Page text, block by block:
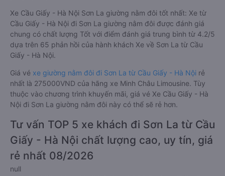
Xe Cầu Giấy - Hà Nội Sơn La giường nằm đôi tốt nhất: Xe từ
Cầu Giấy - Hà Nội đi Sơn La giường nằm đôi được đánh giá
chung có chất lượng Tốt với điểm đánh giá trung bình từ 4.2/5
dựa trên 65 phản hồi của hành khách Xe về Sơn La từ Cầu
Giấy - Hà Nội.
Giá vé xe giường nằm đôi đi Sơn La từ Cầu Giấy - Hà Nội rẻ
nhất là 275000VND của hãng xe Minh Châu Limousine. Tùy
thuộc vào chương trình khuyến mãi, giá vé Xe Cầu Giấy - Hà
Nội đi Sơn La giường nằm đôi này có thể sẽ rẻ hơn.
Tư vấn TOP 5 xe khách đi Sơn La từ Cầu
Giấy - Hà Nội chất lượng cao, uy tín, giá
rẻ nhất 08/2026
null